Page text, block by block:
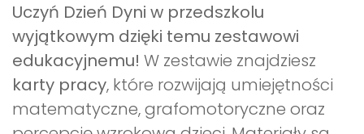
Uczyń Dzień Dyni w przedszkolu
wyjątkowym dzięki temu zestawowi
edukacyjnemu! W zestawie znajdziesz
karty pracy, które rozwijają umiejętności
matematyczne, grafomotoryczne oraz